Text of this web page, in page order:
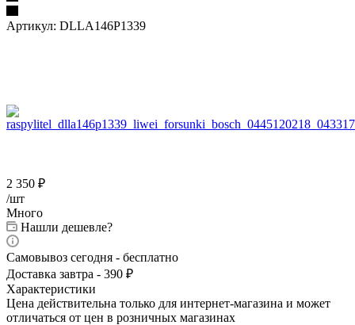
Артикул: DLLA146P1339
2 350 ₽
/шт
Много
Нашли дешевле?
Самовывоз сегодня - бесплатно
Доставка завтра - 390 ₽
Характеристики
Цена действительна только для интернет-магазина и может
отличаться от цен в розничных магазинах